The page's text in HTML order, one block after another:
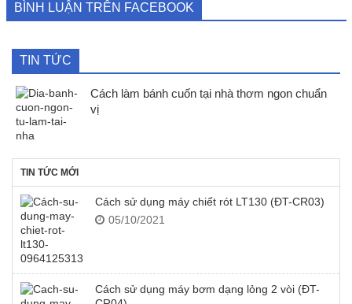
BÌNH LUẬN TRÊN FACEBOOK
TIN TỨC
Cách làm bánh cuốn tại nhà thơm ngon chuẩn
vị
TIN TỨC MỚI
Cách sử dụng máy chiết rót LT130 (ĐT-CR03)
05/10/2021
Cách sử dụng máy bơm dạng lỏng 2 vòi (ĐT-